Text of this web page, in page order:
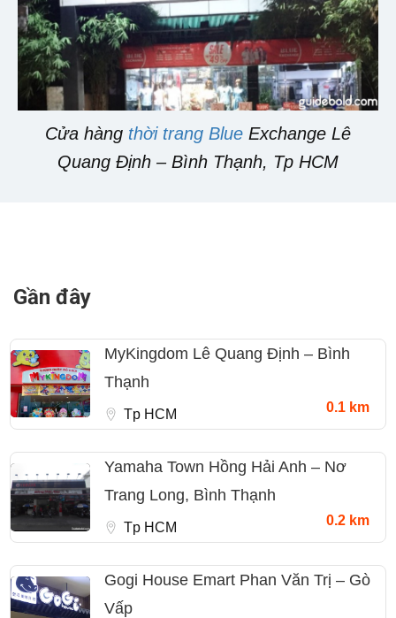
Cửa hàng thời trang Blue Exchange Lê
Quang Định – Bình Thạnh, Tp HCM
Gần đây
MyKingdom Lê Quang Định – Bình
Thạnh
Tp HCM 0.1 km
Yamaha Town Hồng Hải Anh – Nơ
Trang Long, Bình Thạnh
Tp HCM 0.2 km
Gogi House Emart Phan Văn Trị – Gò
Vấp